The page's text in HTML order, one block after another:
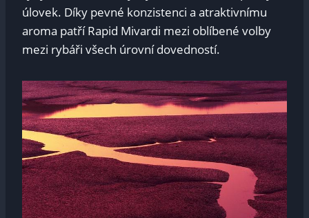
úlovek. Díky pevné konzistenci a‌ atraktivnímu
aroma ‍patří Rapid Mivardi mezi oblíbené volby
mezi​ rybáři ⁣všech úrovní dovedností.